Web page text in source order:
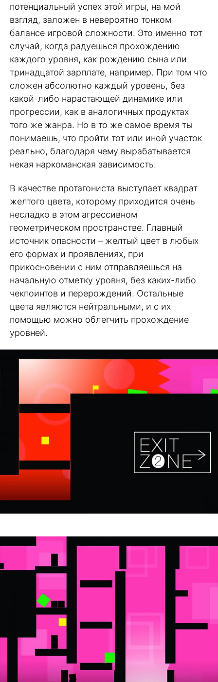
потенциальный успех этой игры, на мой
взгляд, заложен в невероятно тонком
балансе игровой сложности. Это именно тот
случай, когда радуешься прохождению
каждого уровня, как рождению сына или
тринадцатой зарплате, например. При том что
сложен абсолютно каждый уровень, без
какой-либо нарастающей динамике или
прогрессии, как в аналогичных продуктах
того же жанра. Но в то же самое время ты
понимаешь, что пройти тот или иной участок
реально, благодаря чему вырабатывается
некая наркоманская зависимость.
В качестве протагониста выступает квадрат
желтого цвета, которому приходится очень
несладко в этом агрессивном
геометрическом пространстве. Главный
источник опасности – желтый цвет в любых
его формах и проявлениях, при
прикосновении с ним отправляешься на
начальную отметку уровня, без каких-либо
чекпоинтов и перерождений. Остальные
цвета являются нейтральными, и с их
помощью можно облегчить прохождение
уровней.